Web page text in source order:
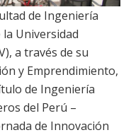
de Ingeniería
la Universidad
a través de su
y Emprendimiento,
de Ingeniería
del Perú –
de Innovación